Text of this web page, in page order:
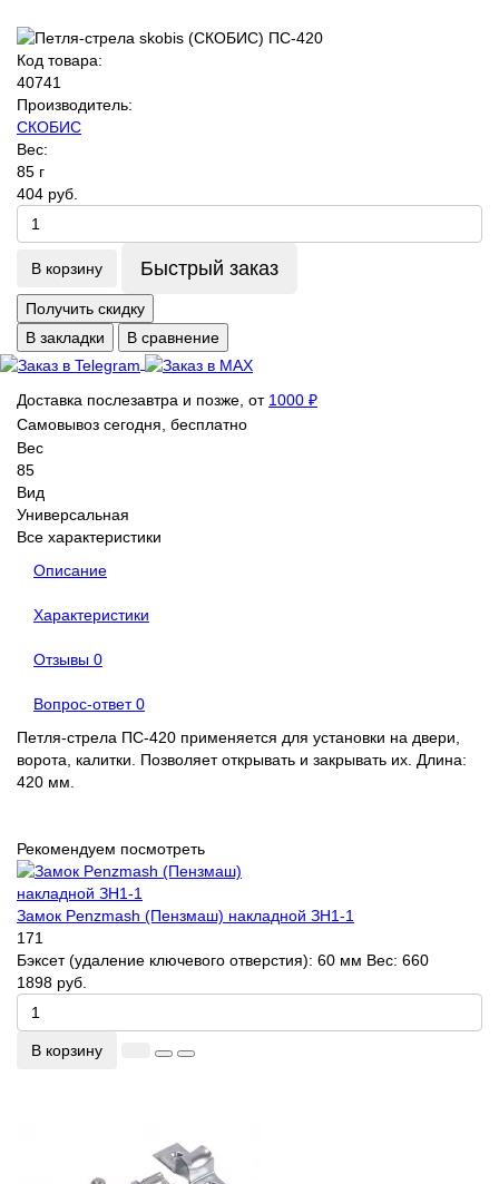
Код товара:
40741
Производитель:
СКОБИС
Вес:
85 г
404 руб.
В корзину Быстрый заказ
Получить скидку
В закладки
В сравнение
Доставка послезавтра и позже, от 1000 ₽
Самовывоз сегодня, бесплатно
Вес
85
Вид
Универсальная
Все характеристики
Описание
Характеристики
Отзывы 0
Вопрос-ответ0
Петля-стрела ПС-420 применяется для установки на двери,
ворота, калитки. Позволяет открывать и закрывать их. Длина:
420 мм.
Рекомендуем посмотреть
Замок Penzmash (Пензмаш) накладной ЗН1-1
171
Бэксет (удаление ключевого отверстия): 60 мм Вес: 660
1898 руб.
В корзину